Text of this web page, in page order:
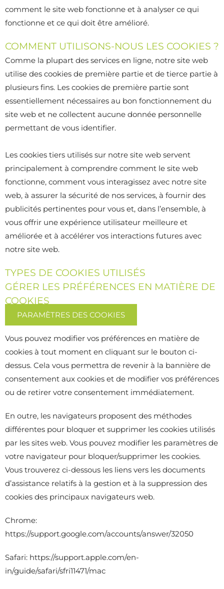
comment le site web fonctionne et à analyser ce qui
fonctionne et ce qui doit être amélioré.
COMMENT UTILISONS-NOUS LES COOKIES ?
Comme la plupart des services en ligne, notre site web
utilise des cookies de première partie et de tierce partie à
plusieurs fins. Les cookies de première partie sont
essentiellement nécessaires au bon fonctionnement du
site web et ne collectent aucune donnée personnelle
permettant de vous identifier.
Les cookies tiers utilisés sur notre site web servent
principalement à comprendre comment le site web
fonctionne, comment vous interagissez avec notre site
web, à assurer la sécurité de nos services, à fournir des
publicités pertinentes pour vous et, dans l’ensemble, à
vous offrir une expérience utilisateur meilleure et
améliorée et à accélérer vos interactions futures avec
notre site web.
TYPES DE COOKIES UTILISÉS
GÉRER LES PRÉFÉRENCES EN MATIÈRE DE
COOKIES
PARAMÈTRES DES COOKIES
Vous pouvez modifier vos préférences en matière de
cookies à tout moment en cliquant sur le bouton ci-
dessus. Cela vous permettra de revenir à la bannière de
consentement aux cookies et de modifier vos préférences
ou de retirer votre consentement immédiatement.
En outre, les navigateurs proposent des méthodes
différentes pour bloquer et supprimer les cookies utilisés
par les sites web. Vous pouvez modifier les paramètres de
votre navigateur pour bloquer/supprimer les cookies.
Vous trouverez ci-dessous les liens vers les documents
d’assistance relatifs à la gestion et à la suppression des
cookies des principaux navigateurs web.
Chrome:
https://support.google.com/accounts/answer/32050
Safari: https://support.apple.com/en-
in/guide/safari/sfri11471/mac